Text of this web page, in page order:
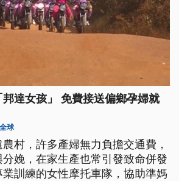
達女孩」 免費接送偏鄉孕婦就
全球
村，許多產婦無力負擔交通費，
娩，在家生產也常引發致命併發
訓練的女性摩托車隊，協助準媽